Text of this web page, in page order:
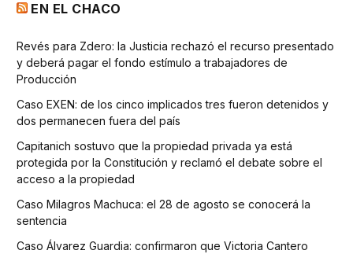
EN EL CHACO
Revés para Zdero: la Justicia rechazó el recurso presentado
y deberá pagar el fondo estímulo a trabajadores de
Producción
Caso EXEN: de los cinco implicados tres fueron detenidos y
dos permanecen fuera del país
Capitanich sostuvo que la propiedad privada ya está
protegida por la Constitución y reclamó el debate sobre el
acceso a la propiedad
Caso Milagros Machuca: el 28 de agosto se conocerá la
sentencia
Caso Álvarez Guardia: confirmaron que Victoria Cantero